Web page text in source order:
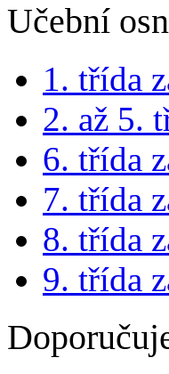
Učební
1. třída
2. až 5.
6. třída
7. třída
8. třída
9. třída